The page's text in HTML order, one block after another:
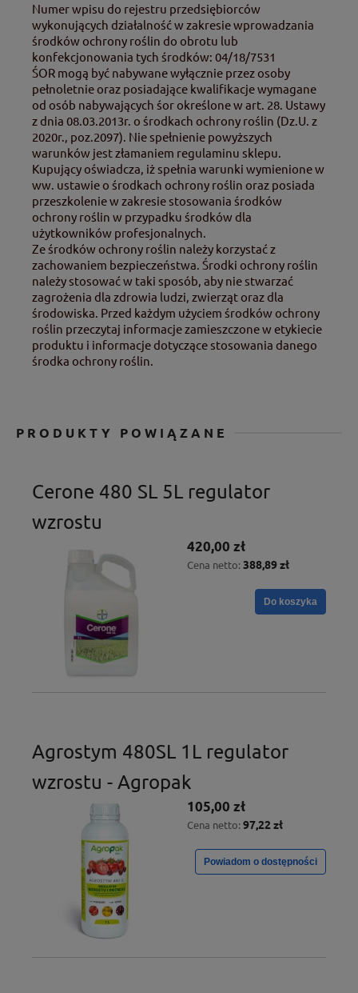
Numer wpisu do rejestru przedsiębiorców
wykonujących działalność w zakresie wprowadzania
środków ochrony roślin do obrotu lub
konfekcjonowania tych środków: 04/18/7531
ŚOR mogą być nabywane wyłącznie przez osoby
pełnoletnie oraz posiadające kwalifikacje wymagane
od osób nabywających śor określone w art. 28. Ustawy
z dnia 08.03.2013r. o środkach ochrony roślin (Dz.U. z
2020r., poz.2097). Nie spełnienie powyższych
warunków jest złamaniem regulaminu sklepu.
Kupujący oświadcza, iż spełnia warunki wymienione w
ww. ustawie o środkach ochrony roślin oraz posiada
przeszkolenie w zakresie stosowania środków
ochrony roślin w przypadku środków dla
użytkowników profesjonalnych.
Ze środków ochrony roślin należy korzystać z
zachowaniem bezpieczeństwa. Środki ochrony roślin
należy stosować w taki sposób, aby nie stwarzać
zagrożenia dla zdrowia ludzi, zwierząt oraz dla
środowiska. Przed każdym użyciem środków ochrony
roślin przeczytaj informacje zamieszczone w etykiecie
produktu i informacje dotyczące stosowania danego
środka ochrony roślin.
PRODUKTY POWIĄZANE
Cerone 480 SL 5L regulator
wzrostu
420,00 zł
Cena netto: 388,89 zł
Do koszyka
Agrostym 480SL 1L regulator
wzrostu - Agropak
105,00 zł
Cena netto: 97,22 zł
Powiadom o dostępności